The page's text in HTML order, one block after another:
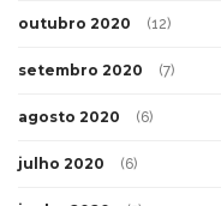
outubro 2020 (12)
setembro 2020 (7)
agosto 2020 (6)
julho 2020 (6)